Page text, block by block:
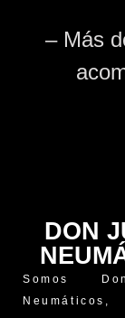
– Más
DON
Somos